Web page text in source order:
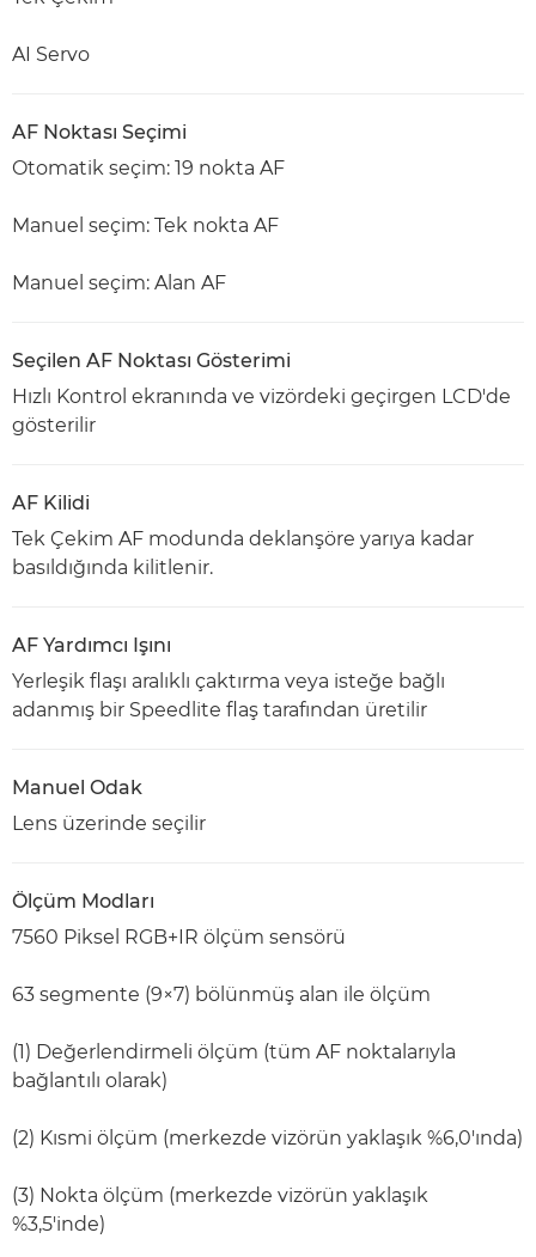
AI Servo
AF Noktası Seçimi
Otomatik seçim: 19 nokta AF
Manuel seçim: Tek nokta AF
Manuel seçim: Alan AF
Seçilen AF Noktası Gösterimi
Hızlı Kontrol ekranında ve vizördeki geçirgen LCD'de
gösterilir
AF Kilidi
Tek Çekim AF modunda deklanşöre yarıya kadar
basıldığında kilitlenir.
AF Yardımcı Işını
Yerleşik flaşı aralıklı çaktırma veya isteğe bağlı
adanmış bir Speedlite flaş tarafından üretilir
Manuel Odak
Lens üzerinde seçilir
Ölçüm Modları
7560 Piksel RGB+IR ölçüm sensörü
63 segmente (9×7) bölünmüş alan ile ölçüm
(1) Değerlendirmeli ölçüm (tüm AF noktalarıyla
bağlantılı olarak)
(2) Kısmi ölçüm (merkezde vizörün yaklaşık %6,0'ında)
(3) Nokta ölçüm (merkezde vizörün yaklaşık
%3,5'inde)